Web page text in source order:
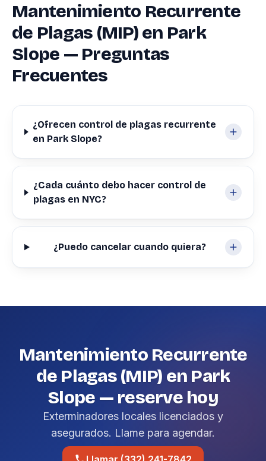
Mantenimiento Recurrente
de Plagas (MIP) en Park
Slope — Preguntas
Frecuentes
¿Ofrecen control de plagas recurrente
en Park Slope?
¿Cada cuánto debo hacer control de
plagas en NYC?
¿Puedo cancelar cuando quiera?
Mantenimiento Recurrente
de Plagas (MIP) en Park
Slope — reserve hoy
Exterminadores locales licenciados y
asegurados. Llame para agendar.